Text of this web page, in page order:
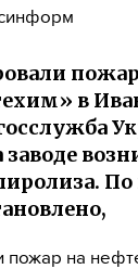
в
пожар на